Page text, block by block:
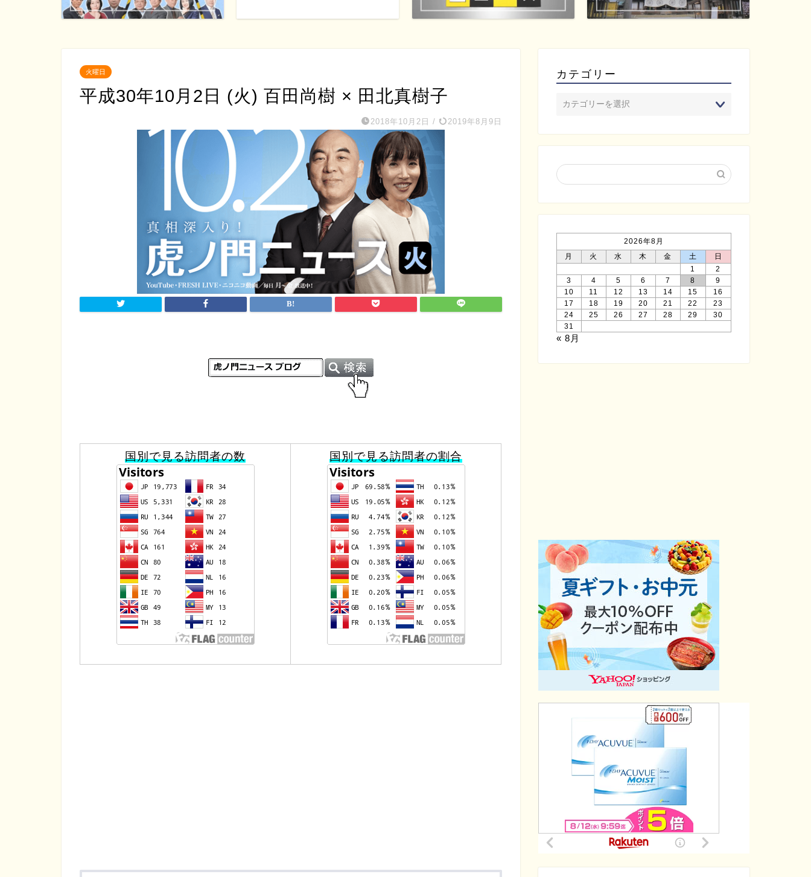
火曜日
平成30年10月2日 (火) 百田尚樹 × 田北真樹子
2018年10月2日 / 2019年8月9日
国別で見る訪問者の数 国別で見る訪問者の割合
カテゴリー
2026年8月
月
火 水 木 金 土
日
1
2
3
4 5 6 7 8
9
10
11 12 13 14 15
16
17
18 19 20 21 22
23
24
25 26 27 28 29
30
31
« 8月